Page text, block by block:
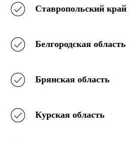
Ставропольский край
Белгородская область
Брянская область
Курская область